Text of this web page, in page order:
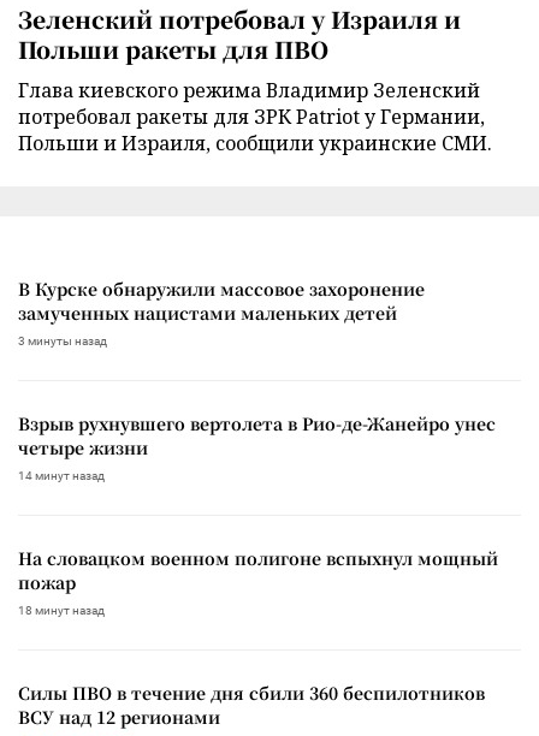
Зеленский потребовал у Израиля и
Польши ракеты для ПВО
Глава киевского режима Владимир Зеленский
потребовал ракеты для ЗРК Patriot у Германии,
Польши и Израиля, сообщили украинские СМИ.
В Курске обнаружили массовое захоронение
замученных нацистами маленьких детей
3 минуты назад
Взрыв рухнувшего вертолета в Рио-де-Жанейро унес
четыре жизни
14 минут назад
На словацком военном полигоне вспыхнул мощный
пожар
18 минут назад
Силы ПВО в течение дня сбили 360 беспилотников
ВСУ над 12 регионами